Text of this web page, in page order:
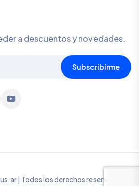
a descuentos y novedades.
Subscribirme
| Todos los derechos reservados